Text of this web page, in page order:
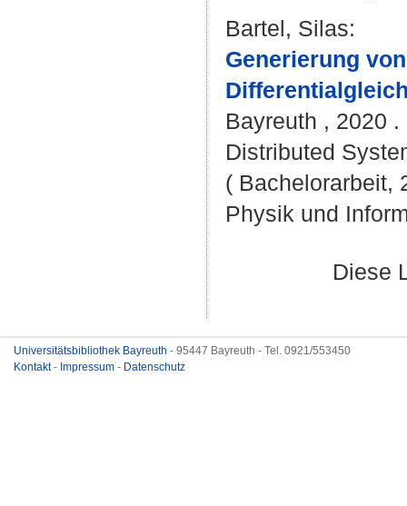
Bartel, Silas:
Generierung
Bayreuth , 2020
Distributed
( Bachelorarbeit,
Physik und
Diese
Universitätsbibliothek Bayreuth - 95447 Bayreuth - Tel. 0921/553450
Kontakt- Impressum - Datenschutz